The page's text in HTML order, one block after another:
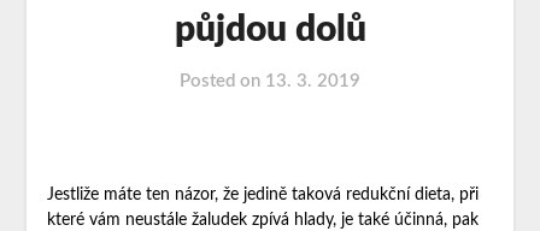
půjdou dolů
Posted on 13. 3. 2019
Jestliže máte ten názor, že jedině taková redukční dieta, při
které vám neustále žaludek zpívá hlady, je také účinná, pak